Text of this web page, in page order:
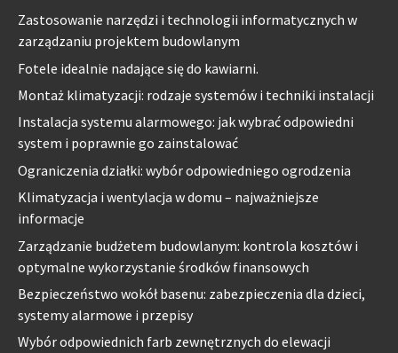
Zastosowanie narzędzi i technologii informatycznych w
zarządzaniu projektem budowlanym
Fotele idealnie nadające się do kawiarni.
Montaż klimatyzacji: rodzaje systemów i techniki instalacji
Instalacja systemu alarmowego: jak wybrać odpowiedni
system i poprawnie go zainstalować
Ograniczenia działki: wybór odpowiedniego ogrodzenia
Klimatyzacja i wentylacja w domu – najważniejsze
informacje
Zarządzanie budżetem budowlanym: kontrola kosztów i
optymalne wykorzystanie środków finansowych
Bezpieczeństwo wokół basenu: zabezpieczenia dla dzieci,
systemy alarmowe i przepisy
Wybór odpowiednich farb zewnętrznych do elewacji